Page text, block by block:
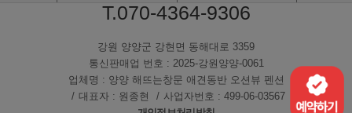
T.070-4364-9306
강원 양양군 강현면 동해대로 3359
통신판매업 번호 : 2025-강원양양-0061
업체명 : 양양 해뜨는창문 애견동반 오션뷰 펜션
대표자 : 원종현
사업자번호 : 499-06-03567